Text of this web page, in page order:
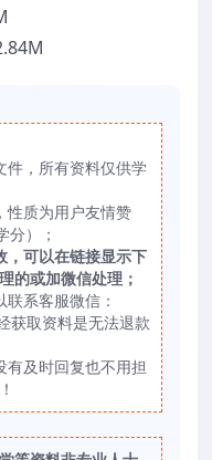
件，所有资料仅供学
性质为用户友情赞
分）；
，可以在链接显示下
的或加微信处理；
联系客服微信：
获取资料是无法退款
有及时回复也不用担